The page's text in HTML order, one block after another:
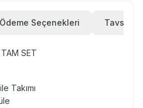
Ödeme Seçenekleri Tavsiye
SET
Takımı